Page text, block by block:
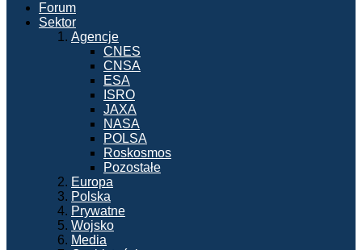
Forum
Sektor
Agencje
CNES
CNSA
ESA
ISRO
JAXA
NASA
POLSA
Roskosmos
Pozostałe
Europa
Polska
Prywatne
Wojsko
Media